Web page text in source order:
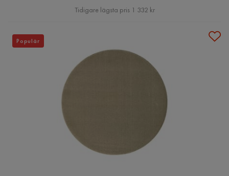
Pris
Tidigare lägsta pris 1 332 kr
Populär